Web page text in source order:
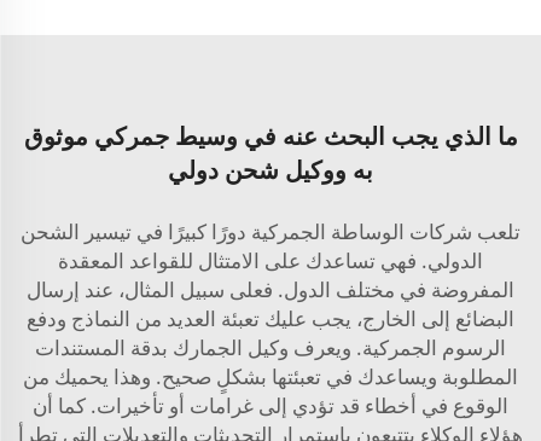
ما الذي يجب البحث عنه في وسيط جمركي موثوق
به ووكيل شحن دولي
تلعب شركات الوساطة الجمركية دورًا كبيرًا في تيسير الشحن
الدولي. فهي تساعدك على الامتثال للقواعد المعقدة
المفروضة في مختلف الدول. فعلى سبيل المثال، عند إرسال
البضائع إلى الخارج، يجب عليك تعبئة العديد من النماذج ودفع
الرسوم الجمركية. ويعرف وكيل الجمارك بدقة المستندات
المطلوبة ويساعدك في تعبئتها بشكلٍ صحيح. وهذا يحميك من
الوقوع في أخطاء قد تؤدي إلى غرامات أو تأخيرات. كما أن
هؤلاء الوكلاء يتتبعون باستمرار التحديثات والتعديلات التي تطرأ